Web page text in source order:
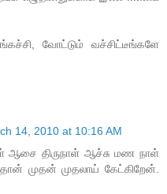
வோட்டும் வச்சிட்டீங்களே
14, 2010 at 10:16 AM
ஆசை திருநாள் ஆச்சு மண நாள்
முதன் முதலாய் கேட்கிறேன்.